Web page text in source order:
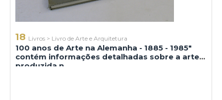
18 Livros > Livro de Arte e Arquitetura
100 anos de Arte na Alemanha - 1885 - 1985"
contém informações detalhadas sobre a arte
produzida n